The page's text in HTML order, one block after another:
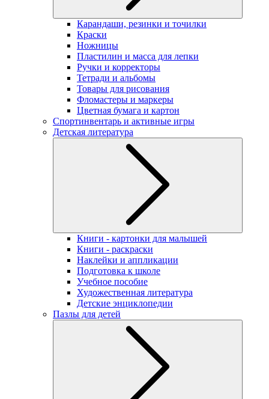
Карандаши, резинки и точилки
Краски
Ножницы
Пластилин и масса для лепки
Ручки и корректоры
Тетради и альбомы
Товары для рисования
Фломастеры и маркеры
Цветная бумага и картон
Спортинвентарь и активные игры
Детская литература
Книги - картонки для малышей
Книги - раскраски
Наклейки и аппликации
Подготовка к школе
Учебное пособие
Художественная литература
Детские энциклопедии
Пазлы для детей